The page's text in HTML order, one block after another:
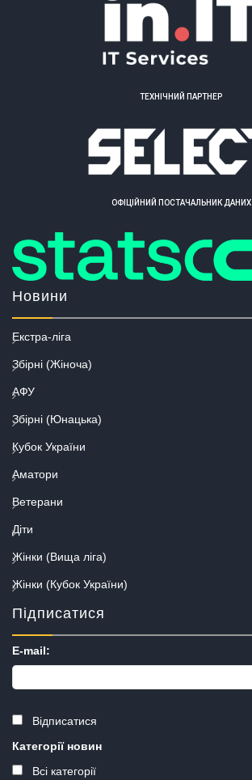
ТЕХНІЧНИЙ ПАРТНЕР
ОФІЦІЙНИЙ ПОСТАЧАЛЬНИК ДАНИХ
Новини
Екстра-ліга
Збірні (Жіноча)
АФУ
Збірні (Юнацька)
Кубок України
Аматори
Ветерани
Діти
Жінки (Вища ліга)
Жінки (Кубок України)
Підписатися
E-mail:
Відписатися
Категорії новин
Всі категорії